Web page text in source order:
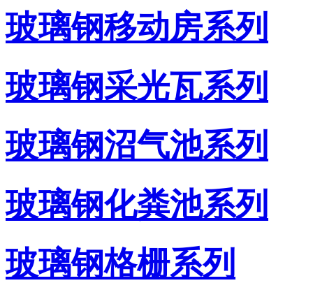
玻璃钢移动房系列
玻璃钢采光瓦系列
玻璃钢沼气池系列
玻璃钢化粪池系列
玻璃钢格栅系列